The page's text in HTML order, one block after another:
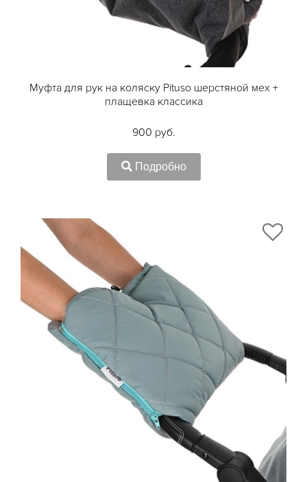
Муфта для рук на коляску Pituso шерстяной мех +
плащевка классика
900 руб.
Подробно